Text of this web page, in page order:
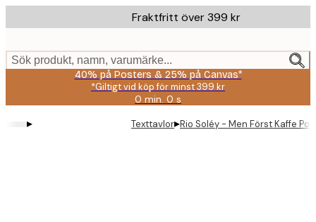
to
content.
Fraktfritt över 399 kr
Sök produkt, namn, varumärke...
40% på Posters & 25% på Canvas*
*Giltigt vid köp för minst 399 kr
0 min. 0 s
Giltig
till
och
▸ Texttavlor▸Rio Soléy - Men Först Kaffe